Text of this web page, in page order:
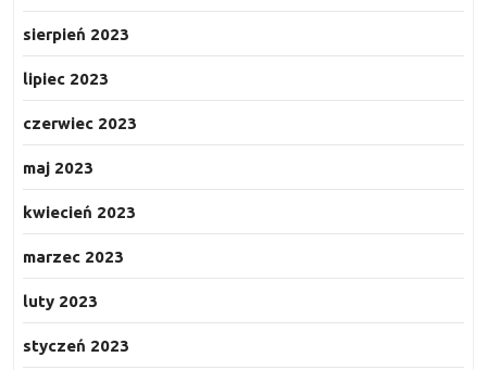
sierpień 2023
lipiec 2023
czerwiec 2023
maj 2023
kwiecień 2023
marzec 2023
luty 2023
styczeń 2023